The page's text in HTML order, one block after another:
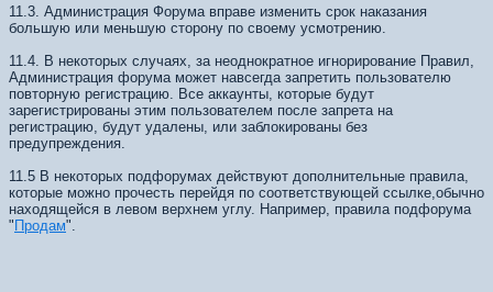
11.3. Администрация Форума вправе изменить срок наказания
большую или меньшую сторону по своему усмотрению.
11.4. В некоторых случаях, за неоднократное игнорирование Правил,
Администрация форума может навсегда запретить пользователю
повторную регистрацию. Все аккаунты, которые будут
зарегистрированы этим пользователем после запрета на
регистрацию, будут удалены, или заблокированы без
предупреждения.
11.5 В некоторых подфорумах действуют дополнительные правила,
которые можно прочесть перейдя по соответствующей ссылке,обычно
находящейся в левом верхнем углу. Например, правила подфорума
" Продам".